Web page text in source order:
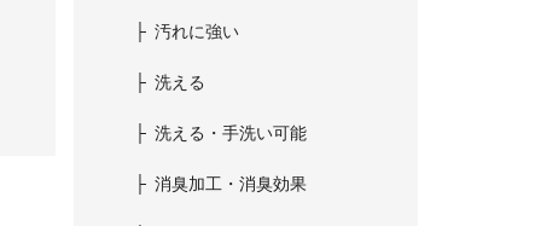
汚れに強い
洗える
洗える・手洗い可能
消臭加工・消臭効果